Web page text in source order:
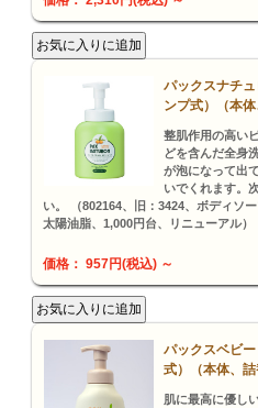
パックスナチ
ンプ式）（本
整肌作用の高い
どを含んだ全身
が泡になって出
いでくれます。
い。 （802164、旧：3424、ボディソ
太陽油脂、1,000円台、リニューアル）
価格： 957円(税込) ～
パックスベビ
式）（本体、
肌に最高に優し